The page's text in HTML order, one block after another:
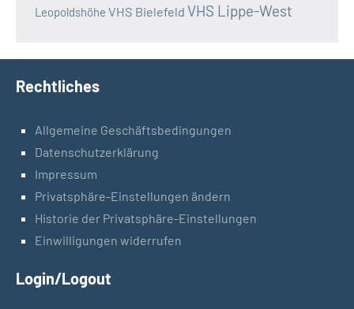
Leopoldshöhe VHS Bielefeld VHS Lippe-West
Rechtliches
Allgemeine Geschäftsbedingungen
Datenschutzerklärung
Impressum
Privatsphäre-Einstellungen ändern
Historie der Privatsphäre-Einstellungen
Einwilligungen widerrufen
Login/Logout